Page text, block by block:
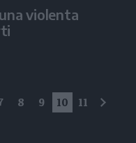
violenta
8 9 10 11